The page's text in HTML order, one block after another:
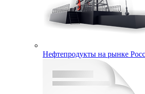
Нефтепродукты на рынке